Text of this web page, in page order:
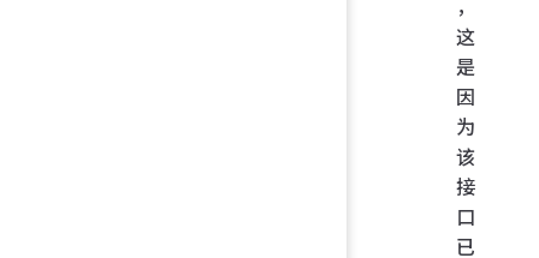
这
是
因
为
该
接
口
已